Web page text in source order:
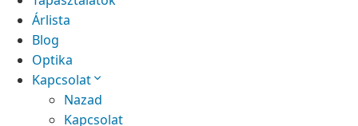
Árlista
Blog
Optika
Kapcsolat
Nazad
Kapcsolat